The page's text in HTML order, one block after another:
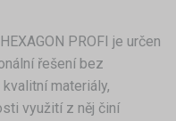
PROFI je určen
řešení bez
materiály,
využití z něj činí